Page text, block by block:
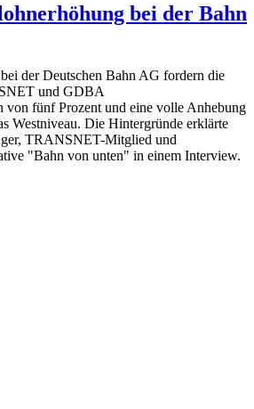
bei der Bahn
der Deutschen Bahn AG fordern die
und GDBA
von fünf Prozent und eine volle Anhebung
Westniveau. Die Hintergründe erklärte
TRANSNET-Mitglied und
"Bahn von unten" in einem Interview.